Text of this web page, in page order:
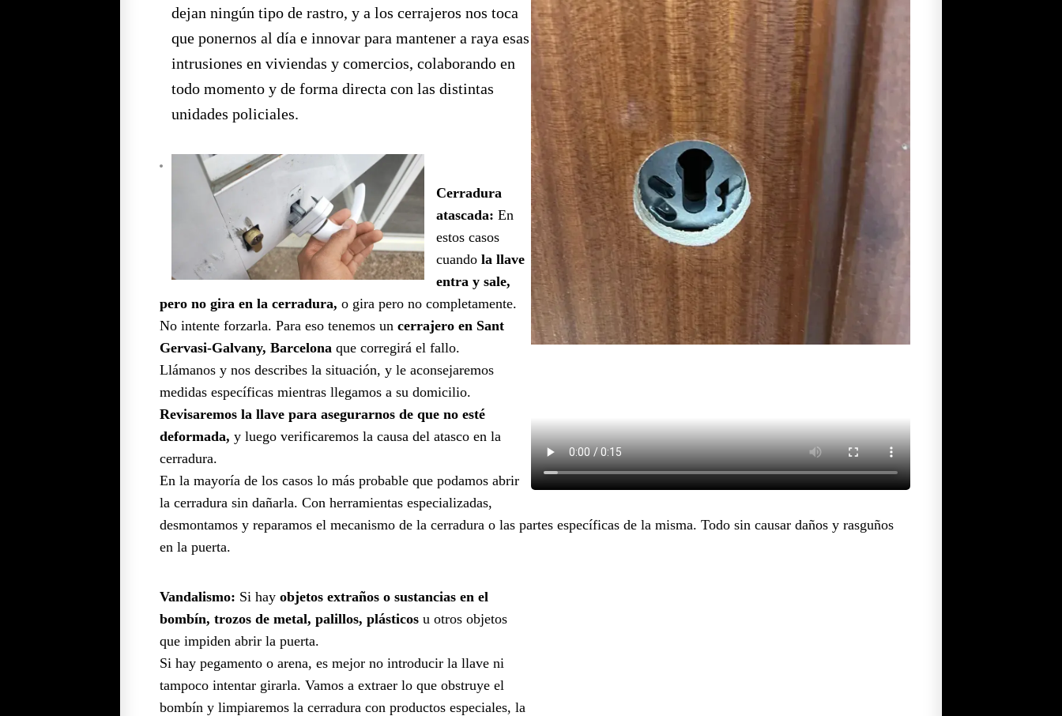
dejan ningún tipo de rastro, y a los cerrajeros nos toca
que ponernos al día e innovar para mantener a raya esas
intrusiones en viviendas y comercios, colaborando en
todo momento y de forma directa con las distintas
unidades policiales.
Cerradura
atascada: En
estos casos
cuando la llave
entra y sale,
pero no gira en la cerradura, o gira pero no completamente.
No intente forzarla. Para eso tenemos un cerrajero en Sant
Gervasi-Galvany, Barcelona que corregirá el fallo.
Llámanos y nos describes la situación, y le aconsejaremos
medidas específicas mientras llegamos a su domicilio.
Revisaremos la llave para asegurarnos de que no esté
deformada, y luego verificaremos la causa del atasco en la
cerradura.
En la mayoría de los casos lo más probable que podamos abrir
la cerradura sin dañarla. Con herramientas especializadas,
desmontamos y reparamos el mecanismo de la cerradura o las partes específicas de la misma. Todo sin causar daños y rasguños
en la puerta.
Vandalismo: Si hay objetos extraños o sustancias en el
bombín, trozos de metal, palillos, plásticos u otros objetos
que impiden abrir la puerta.
Si hay pegamento o arena, es mejor no introducir la llave ni
tampoco intentar girarla. Vamos a extraer lo que obstruye el
bombín y limpiaremos la cerradura con productos especiales, la